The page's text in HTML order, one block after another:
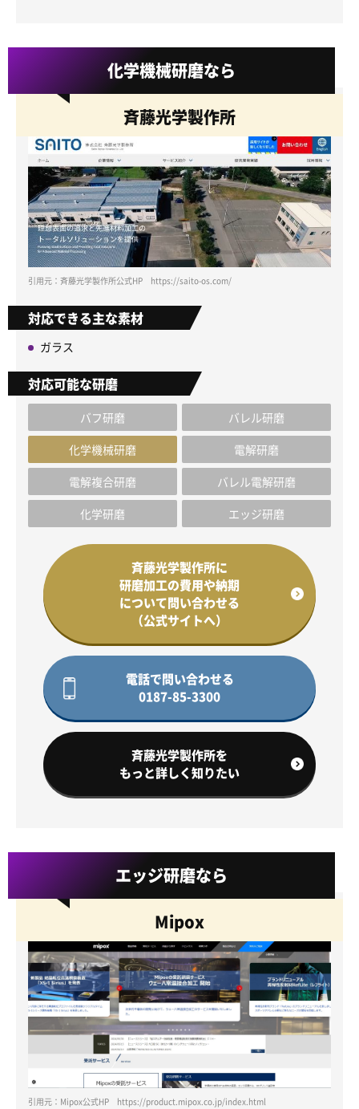
化学機械研磨なら
斉藤光学製作所
引用元：斉藤光学製作所公式HP https://saito-os.com/
対応できる主な素材
ガラス
対応可能な研磨
バフ研磨
バレル研磨
化学機械研磨
電解研磨
電解複合研磨
バレル電解研磨
化学研磨
エッジ研磨
斉藤光学製作所に
研磨加工の費用や納期
について問い合わせる
（公式サイトへ）
電話で問い合わせる
0187-85-3300
斉藤光学製作所を
もっと詳しく知りたい
エッジ研磨なら
Mipox
引用元：Mipox公式HP https://product.mipox.co.jp/index.html